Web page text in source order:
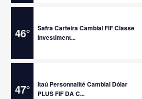
46°
Safra Carteira Cambial FIF Classe
Investiment...
47°
Itaú Personnalité Cambial Dólar
PLUS FIF DA C...